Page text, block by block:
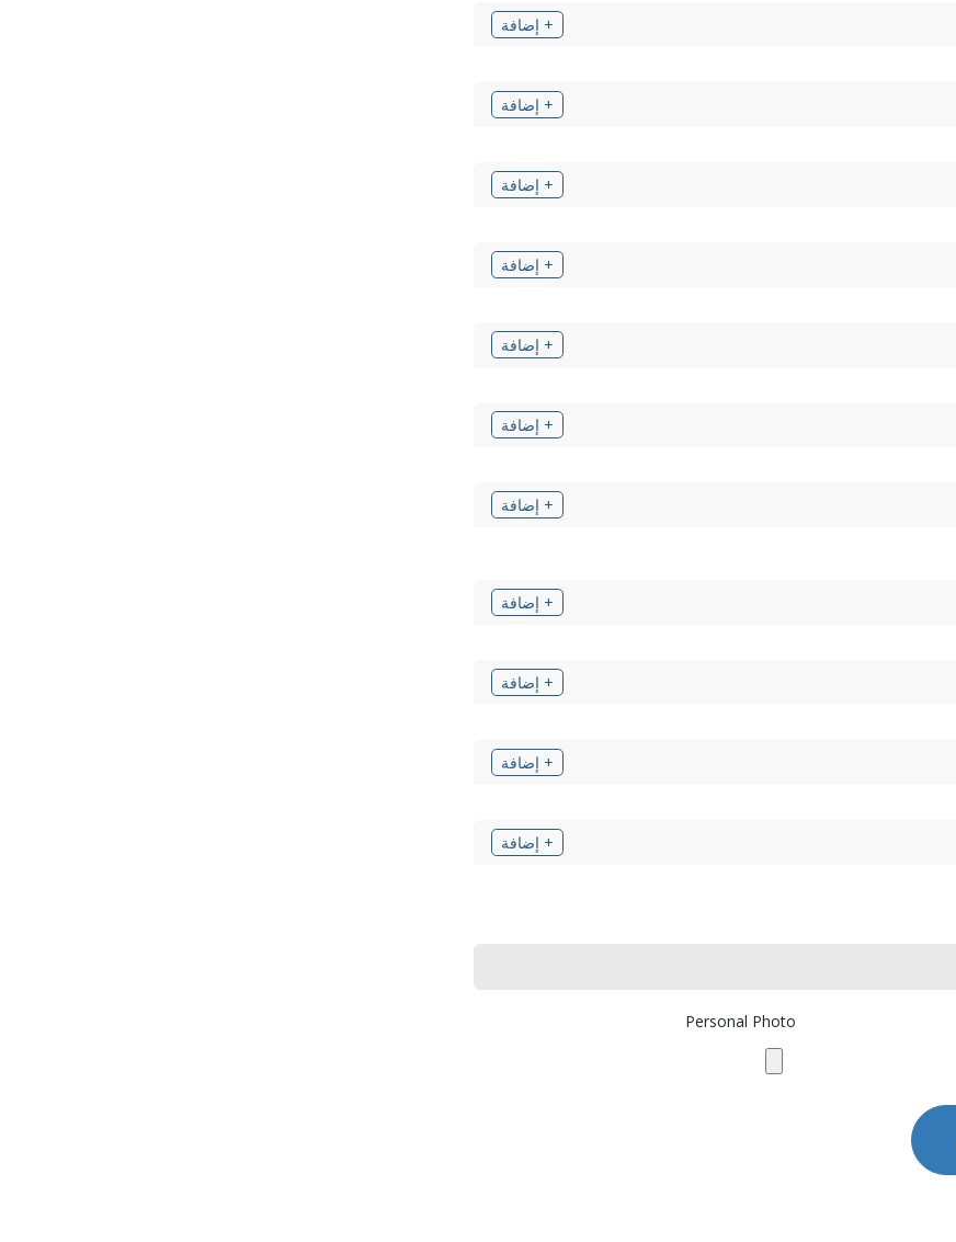
+ إضافة
+ إضافة
+ إضافة
+ إضافة
+ إضافة
+ إضافة
+ إضافة
+ إضافة
+ إضافة
+ إضافة
+ إضافة
Personal Photo